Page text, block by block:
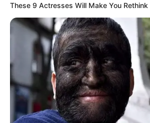
These 9 Actresses Will Make You Rethink